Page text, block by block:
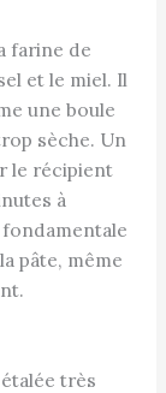
farine de
et le miel. Il
une boule
sèche. Un
le récipient
à
pâte, même
très